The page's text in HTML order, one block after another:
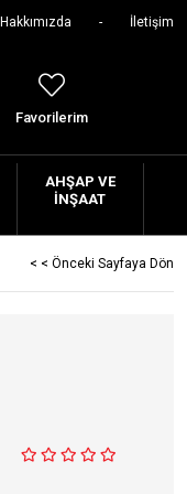
Hakkımızda İletişim
Favorilerim
AHŞAP VE
İNŞAAT
< < Önceki Sayfaya Dön